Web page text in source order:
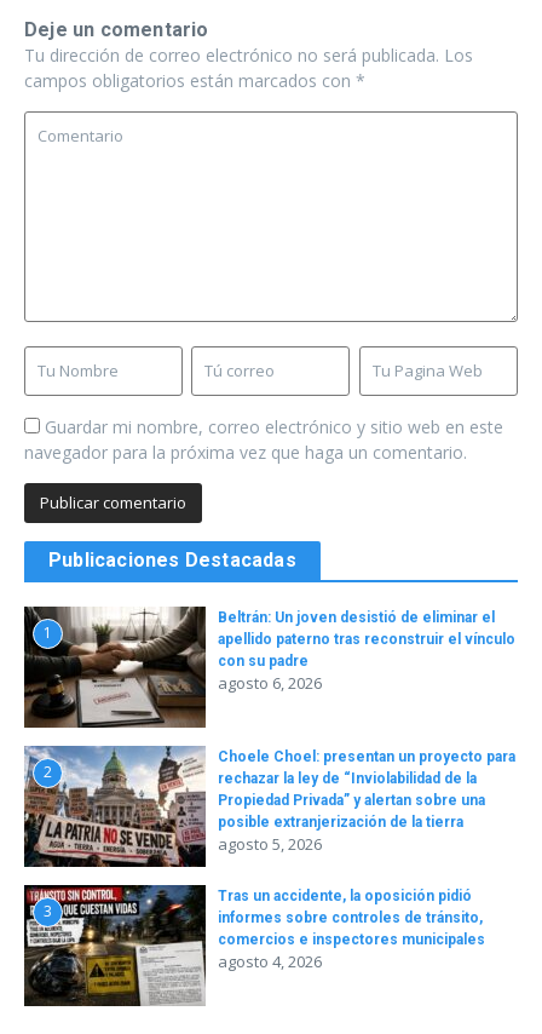
Deje un comentario
Tu dirección de correo electrónico no será publicada. Los
campos obligatorios están marcados con *
Guardar mi nombre, correo electrónico y sitio web en este
navegador para la próxima vez que haga un comentario.
Publicaciones Destacadas
1
Beltrán: Un joven desistió de eliminar el
apellido paterno tras reconstruir el vínculo
con su padre
agosto 6, 2026
2
Choele Choel: presentan un proyecto para
rechazar la ley de “Inviolabilidad de la
Propiedad Privada” y alertan sobre una
posible extranjerización de la tierra
agosto 5, 2026
3
Tras un accidente, la oposición pidió
informes sobre controles de tránsito,
comercios e inspectores municipales
agosto 4, 2026